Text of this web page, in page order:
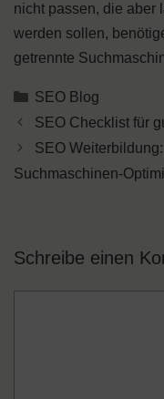
nicht passen, die aber
werden sollen,
getrennte
Kategorien
SEO Blog
SEO Checklist für
SEO
Suchmaschinen-
Schreibe einen